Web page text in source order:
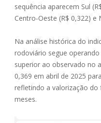
sequência aparecem Sul
Centro-Oeste (R$ 0,322) e
Na análise histórica do
rodoviário segue
superior ao observado no
0,369 em abril de 2025
refletindo a valorização
meses.